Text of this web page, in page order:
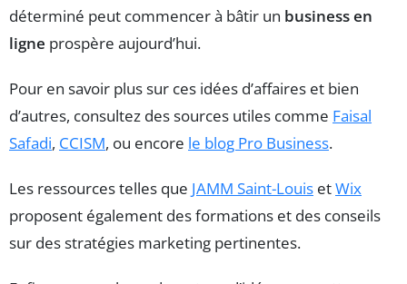
déterminé peut commencer à bâtir un business en
ligne prospère aujourd’hui.
Pour en savoir plus sur ces idées d’affaires et bien
d’autres, consultez des sources utiles comme Faisal
Safadi, CCISM, ou encore le blog Pro Business.
Les ressources telles que JAMM Saint-Louis etWix
proposent également des formations et des conseils
sur des stratégies marketing pertinentes.